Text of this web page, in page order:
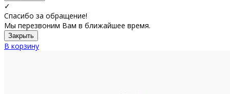
✓
Спасибо за обращение!
Мы перезвоним Вам в ближайшее время.
Закрыть
В корзину